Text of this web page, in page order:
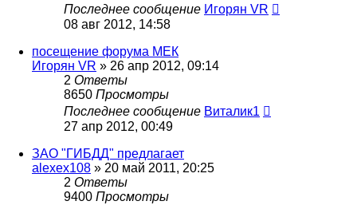
Последнее сообщение Игорян VR
08 авг 2012, 14:58
посещение форума МЕК
Игорян VR » 26 апр 2012, 09:14
2 Ответы
8650 Просмотры
Последнее сообщение Виталик1
27 апр 2012, 00:49
ЗАО "ГИБДД" предлагает
alexex108 » 20 май 2011, 20:25
2 Ответы
9400 Просмотры